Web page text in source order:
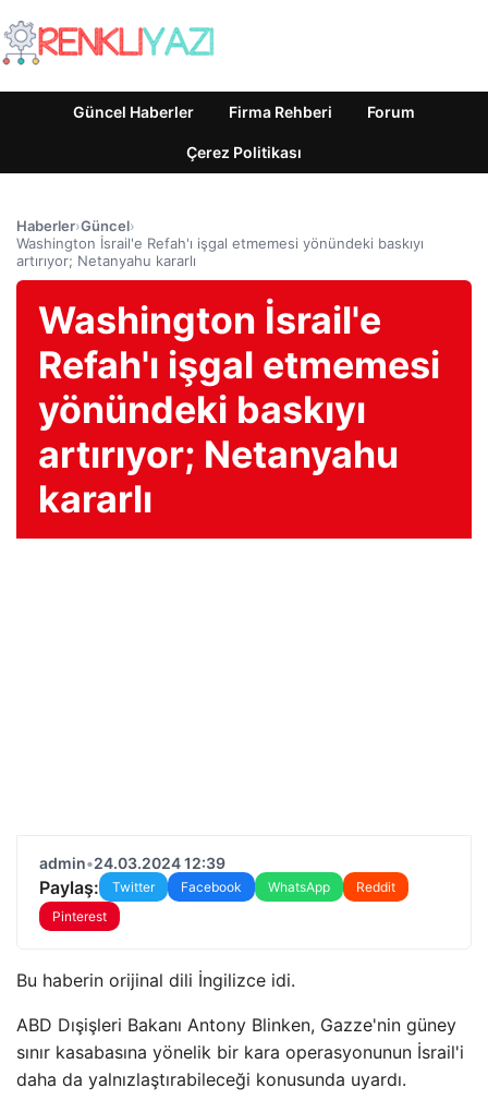
Güncel Haberler Firma Rehberi Forum
Çerez Politikası
Haberler›Güncel›
Washington İsrail'e Refah'ı işgal etmemesi yönündeki baskıyı
artırıyor; Netanyahu kararlı
Washington İsrail'e
Refah'ı işgal etmemesi
yönündeki baskıyı
artırıyor; Netanyahu
kararlı
admin•24.03.2024 12:39
Paylaş: Twitter Facebook WhatsApp
Reddit
Pinterest
Bu haberin orijinal dili İngilizce idi.
ABD Dışişleri Bakanı Antony Blinken, Gazze'nin güney
sınır kasabasına yönelik bir kara operasyonunun İsrail'i
daha da yalnızlaştırabileceği konusunda uyardı.